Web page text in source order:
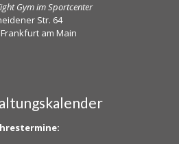
Gym im Sportcenter
Str. 64
Frankfurt am Main